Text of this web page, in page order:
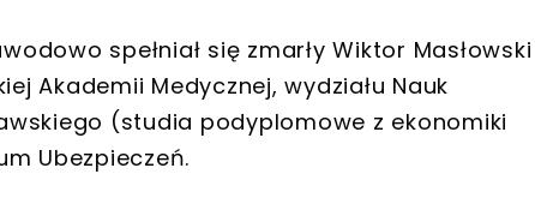
spełniał się zmarły Wiktor Masłowski
Akademii Medycznej, wydziału Nauk
(studia podyplomowe z ekonomiki
Ubezpieczeń.